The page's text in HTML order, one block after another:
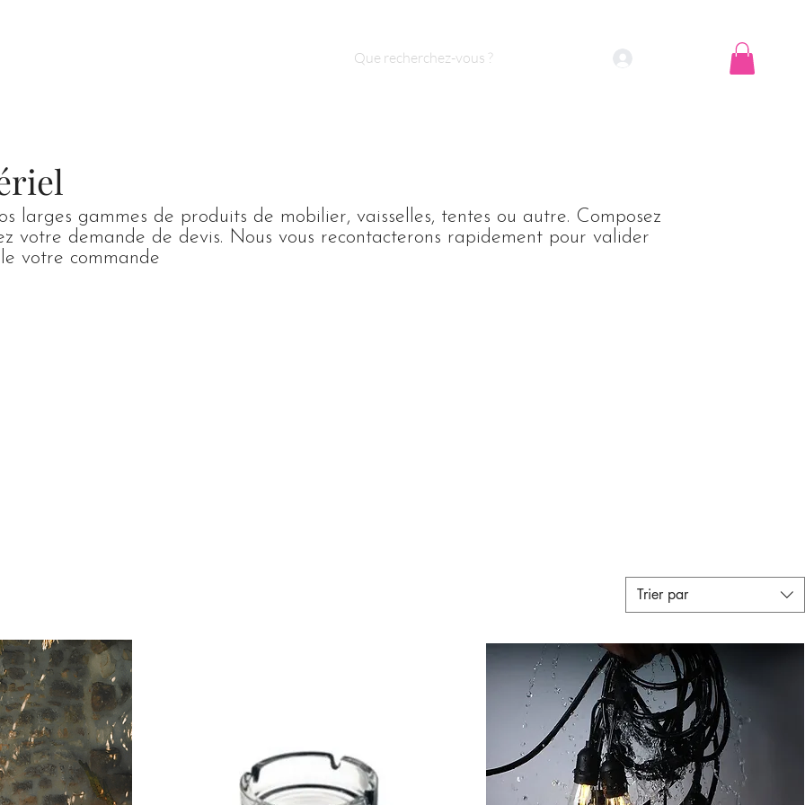
larges gammes de produits de mobilier, vaisselles, tentes ou autre. Composez
votre demande de devis. Nous vous recontacterons rapidement pour valider
votre commande
Trier par